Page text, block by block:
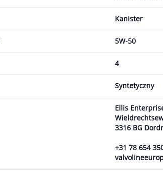
Kanister
5W-50
4
Syntetyczny
Ellis
3316 BG
+31 78 654